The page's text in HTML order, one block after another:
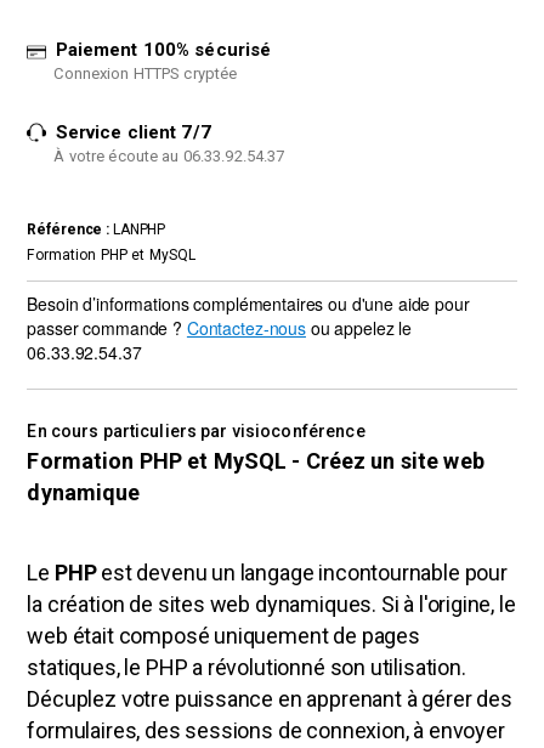
Paiement 100% sécurisé
Connexion HTTPS cryptée
Service client 7/7
À votre écoute au 06.33.92.54.37
Référence : LANPHP
Formation PHP et MySQL
Besoin d’informations complémentaires ou d'une aide pour
passer commande ? Contactez-nousou appelez le
06.33.92.54.37
En cours particuliers par visioconférence
Formation PHP et MySQL - Créez un site web
dynamique
Le PHPest devenu un langage incontournable pour
la création de sites web dynamiques. Si à l'origine, le
web était composé uniquement de pages
statiques, le PHP a révolutionné son utilisation.
Décuplez votre puissance en apprenant à gérer des
formulaires, des sessions de connexion, à envoyer